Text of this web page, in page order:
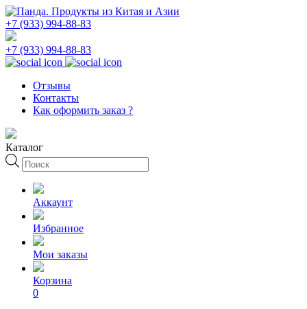
+7 (933) 994-88-83
+7 (933) 994-88-83
Отзывы
Контакты
Как оформить заказ ?
Каталог
Поиск
товаров
Аккаунт
Избранное
Мои заказы
Корзина
0